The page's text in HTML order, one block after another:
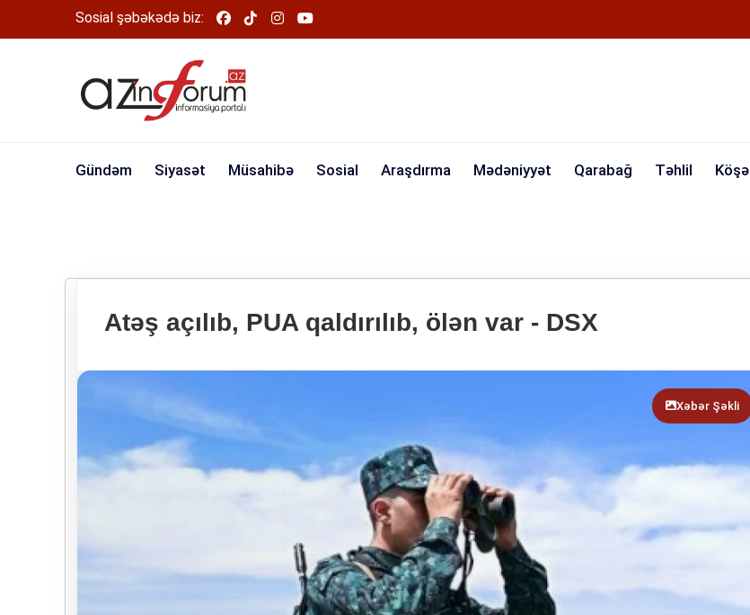
Sosial şəbəkədə biz:
Gündəm Siyasət Müsahibə Sosial Araşdırma Mədəniyyət Qarabağ Təhlil Köşə
Atəş açılıb, PUA qaldırılıb, ölən var - DSX
Xəbər Şəkli